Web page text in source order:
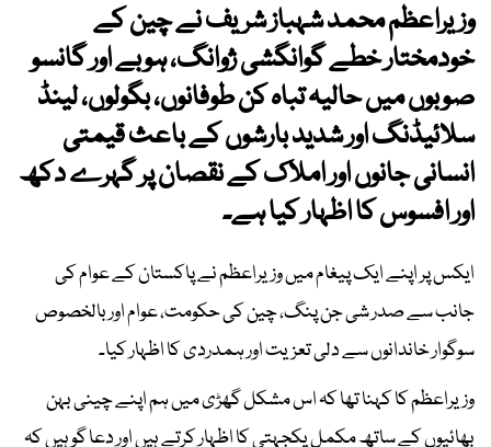
وزیراعظم محمد شہباز شریف نے چین کے
خودمختار خطے گوانگشی ژوانگ، ہوبے اور گانسو
صوبوں میں حالیہ تباہ کن طوفانوں، بگولوں، لینڈ
سلائیڈنگ اور شدید بارشوں کے باعث قیمتی
انسانی جانوں اور املاک کے نقصان پر گہرے دکھ
اور افسوس کا اظہار کیا ہے۔
ایکس پر اپنے ایک پیغام میں وزیراعظم نے پاکستان کے عوام کی
جانب سے صدر شی جن پنگ، چین کی حکومت، عوام اور بالخصوص
سوگوار خاندانوں سے دلی تعزیت اور ہمدردی کا اظہار کیا۔
وزیراعظم کا کہنا تھا کہ اس مشکل گھڑی میں ہم اپنے چینی بہن
بھائیوں کے ساتھ مکمل یکجہتی کا اظہار کرتے ہیں اور دعا گو ہیں کہ